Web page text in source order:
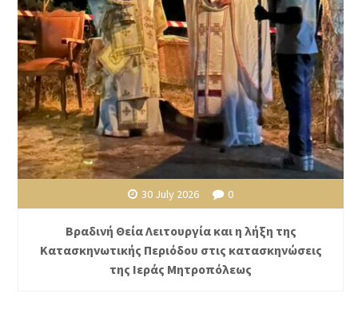
30 July 2026 0
Βραδινή Θεία Λειτουργία και η λήξη της
Κατασκηνωτικής Περιόδου στις κατασκηνώσεις
της Ιεράς Μητροπόλεως